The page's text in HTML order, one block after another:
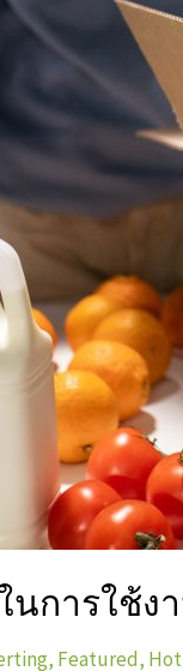
นการใช้ง
, Featured,